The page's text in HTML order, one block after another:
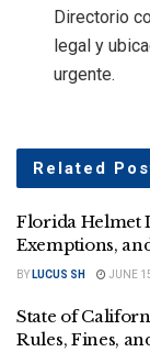
Directorio
legal y
urgente.
Related
Florida Helmet
Exemptions,
BY LUCUS SH JUNE
State of
Rules, Fines,